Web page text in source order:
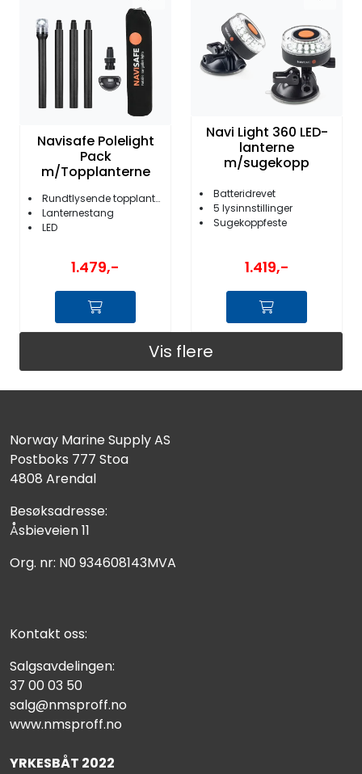
Navisafe Polelight
Pack
m/Topplanterne
Rundtlysende topplanterne
Lanternestang
LED
1.479,-
Navi Light 360 LED-
lanterne
m/sugekopp
Batteridrevet
5 lysinnstillinger
Sugekoppfeste
1.419,-
Vis flere
Norway Marine Supply AS
Postboks 777 Stoa
4808 Arendal
Besøksadresse:
Åsbieveien 11
Org. nr: N0 934608143MVA
Kontakt oss:
Salgsavdelingen:
37 00 03 50
salg@nmsproff.no
www.nmsproff.no
YRKESBÅT 2022